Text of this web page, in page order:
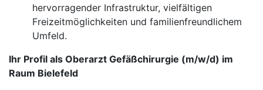
hervorragender Infrastruktur, vielfältigen
Freizeitmöglichkeiten und familienfreundlichem
Umfeld.
Ihr Profil als Oberarzt Gefäßchirurgie (m/w/d) im
Raum Bielefeld